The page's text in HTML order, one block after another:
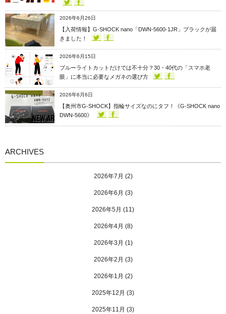
2026年6月26日
【入荷情報】G-SHOCK nano「DWN-5600-1JR」ブラックが届
きました！
2026年6月15日
ブルーライトカットだけでは不十分？30・40代の「スマホ老
眼」に本当に必要なメガネの選び方
2026年6月6日
【奥州市G-SHOCK】指輪サイズなのにタフ！《G-SHOCK nano
DWN-5600》
ARCHIVES
2026年7月 (2)
2026年6月 (3)
2026年5月 (11)
2026年4月 (8)
2026年3月 (1)
2026年2月 (3)
2026年1月 (2)
2025年12月 (3)
2025年11月 (3)